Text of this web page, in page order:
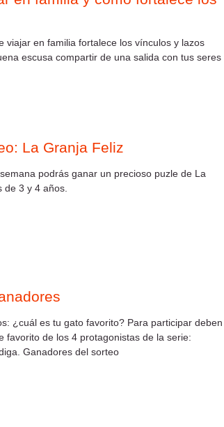
viajar en familia fortalece los vínculos y lazos
escusa compartir de una salida con tus seres
La Granja Feliz
podrás ganar un precioso puzle de La
de 3 y 4 años.
¿cuál es tu gato favorito? Para participar deben
favorito de los 4 protagonistas de la serie:
Ganadores del sorteo